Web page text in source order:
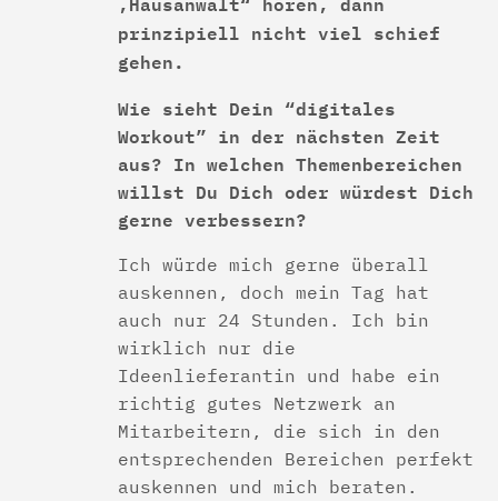
prinzipiell nicht viel schief
gehen.
Wie sieht Dein “digitales
Workout” in der nächsten Zeit
aus? In welchen Themenbereichen
willst Du Dich oder würdest Dich
gerne verbessern?
Ich würde mich gerne überall
auskennen, doch mein Tag hat
auch nur 24 Stunden. Ich bin
wirklich nur die
Ideenlieferantin und habe ein
richtig gutes Netzwerk an
Mitarbeitern, die sich in den
entsprechenden Bereichen perfekt
auskennen und mich beraten.